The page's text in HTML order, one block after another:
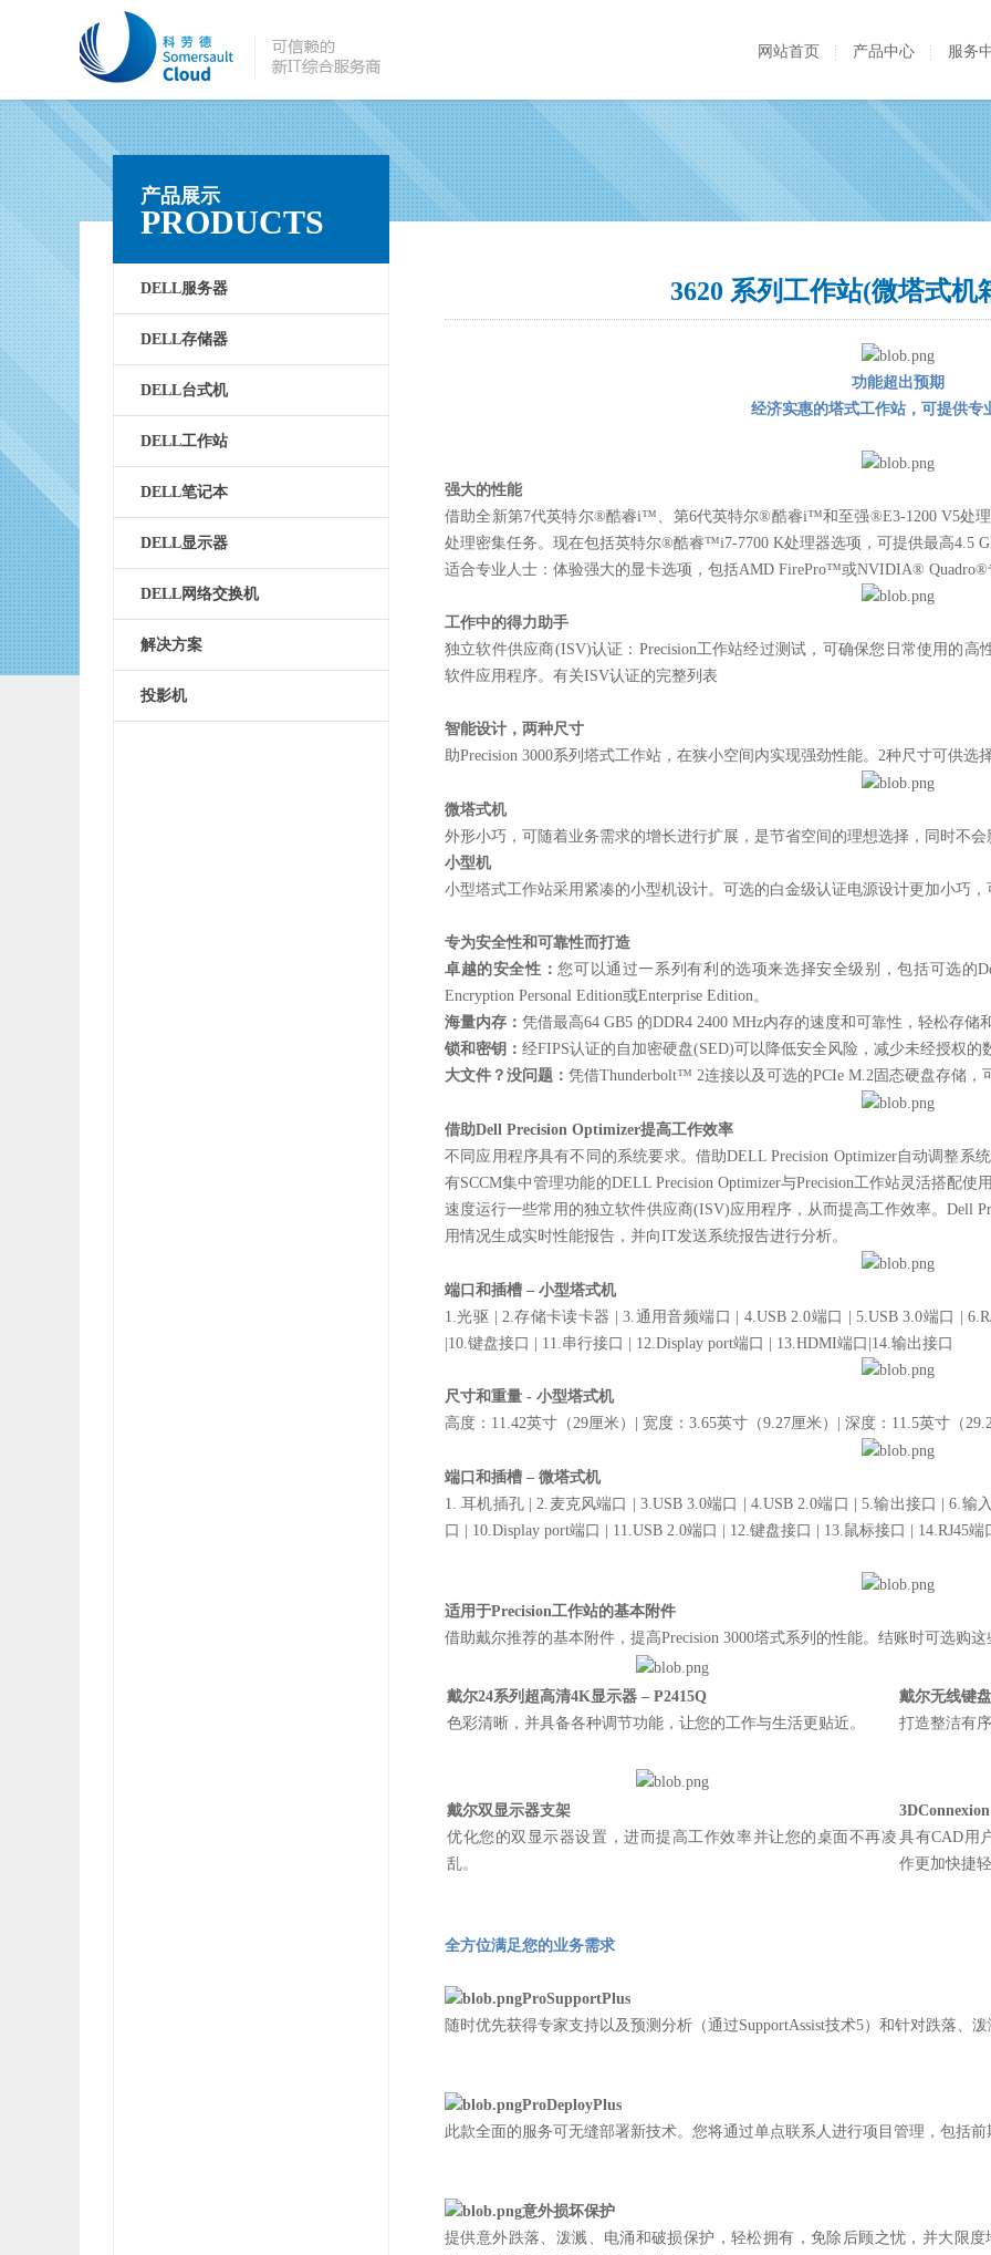
网站首页 产品中心 服务
产品展示
PRODUCTS
DELL服务器
DELL存储器
DELL台式机
DELL工作站
DELL笔记本
DELL显示器
DELL网络交换机
解决方案
投影机
3620 系列工作站(微塔式机
功能超出预期
经济实惠的塔式工作站，可提供专
强大的性能
借助全新第7代英特尔®酷睿i™、第6代英特尔®酷睿i™和至强®E3-1200 V5处
处理密集任务。现在包括英特尔®酷睿™i7-7700 K处理器选项，可提供最高4.5
适合专业人士：体验强大的显卡选项，包括AMD FirePro™或NVIDIA® Quadro®
工作中的得力助手
独立软件供应商(ISV)认证：Precision工作站经过测试，可确保您日常使用的
软件应用程序。有关ISV认证的完整列表
智能设计，两种尺寸
助Precision 3000系列塔式工作站，在狭小空间内实现强劲性能。2种尺寸可供选择
微塔式机
外形小巧，可随着业务需求的增长进行扩展，是节省空间的理想选择，同时不会
小型机
小型塔式工作站采用紧凑的小型机设计。可选的白金级认证电源设计更加小巧，
专为安全性和可靠性而打造
卓越的安全性：您可以通过一系列有利的选项来选择安全级别，包括可选的
Encryption Personal Edition或Enterprise Edition。
海量内存： 凭借最高64 GB5 的DDR4 2400 MHz内存的速度和可靠性，轻松存
锁和密钥： 经FIPS认证的自加密硬盘(SED)可以降低安全风险，减少未经授权的
大文件？没问题： 凭借Thunderbolt™ 2连接以及可选的PCIe M.2固态硬盘存储，
借助Dell Precision Optimizer提高工作效率
不同应用程序具有不同的系统要求。借助DELL Precision Optimizer自动调整系
有SCCM集中管理功能的DELL Precision Optimizer与Precision工作站灵活搭配
速度运行一些常用的独立软件供应商(ISV)应用程序，从而提高工作效率。Dell
用情况生成实时性能报告，并向IT发送系统报告进行分析。
端口和插槽 – 小型塔式机
1.光驱 | 2.存储卡读卡器 | 3.通用音频端口 | 4.USB 2.0端口 | 5.USB 3.0端口 |
|10.键盘接口 | 11.串行接口 | 12.Display port端口 | 13.HDMI端口|14.输出接口
尺寸和重量 - 小型塔式机
高度：11.42英寸（29厘米）| 宽度：3.65英寸（9.27厘米）| 深度：11.5英寸（
端口和插槽 – 微塔式机
1. 耳机插孔 | 2.麦克风端口 | 3.USB 3.0端口 | 4.USB 2.0端口 | 5.输出接口 | 6.
口 | 10.Display port端口 | 11.USB 2.0端口 | 12.键盘接口 | 13.鼠标接口 | 14.RJ45端
适用于Precision工作站的基本附件
借助戴尔推荐的基本附件，提高Precision 3000塔式系列的性能。结账时可选购这
戴尔24系列超高清4K显示器 – P2415Q
色彩清晰，并具备各种调节功能，让您的工作与生活更贴近。
戴尔无线键
打造整洁有
戴尔双显示器支架
优化您的双显示器设置，进而提高工作效率并让您的桌面不再凌
乱。
具有CAD用
作更加快捷轻
全方位满足您的业务需求
ProSupportPlus
随时优先获得专家支持以及预测分析（通过SupportAssist技术5）和针对跌落、
ProDeployPlus
此款全面的服务可无缝部署新技术。您将通过单点联系人进行项目管理，包括前
意外损坏保护
提供意外跌落、泼溅、电涌和破损保护，轻松拥有，免除后顾之忧，并大限